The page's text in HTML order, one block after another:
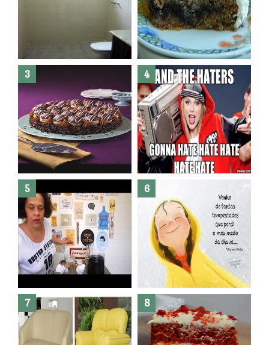
Banheiro novo por menos de
R$300,00 ?? E sem quebra
quebra ??( Editado)
Posso congelar bolo ??
Dez bolos pra fazer antes de
morrer !
Haters, como surgiram?